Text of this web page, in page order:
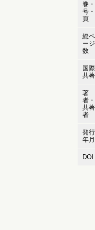
巻・
号・
頁
総ペ
ージ
数
国際
共著
著
者・
共著
者
発行
年月
DOI